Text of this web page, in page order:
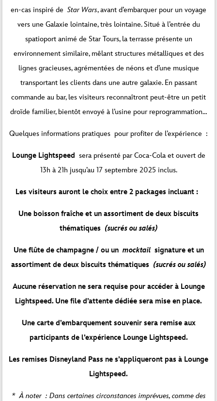
en-cas inspiré deStar Wars, avant d’embarquer pour un voyage
vers une Galaxie lointaine, très lointaine. Situé à l’entrée du
spatioport animé de Star Tours, la terrasse présente un
environnement similaire, mêlant structures métalliques et des
lignes gracieuses, agrémentées de néons et d’une musique
transportant les clients dans une autre galaxie. En passant
commande au bar, les visiteurs reconnaîtront peut-être un petit
droïde familier, bientôt envoyé à l’usine pour reprogrammation…
Quelques informations pratiques pour profiter de l’expérience :
Lounge Lightspeed sera présenté par Coca-Cola et ouvert de
13h à 21h jusqu’au 17 septembre 2025 inclus.
Les visiteurs auront le choix entre 2 packages incluant :
Une boisson fraîche et un assortiment de deux biscuits
thématiques (sucrés ou salés)
Une flûte de champagne / ou un mocktailsignature et un
assortiment de deux biscuits thématiques (sucrés ou salés)
Aucune réservation ne sera requise pour accéder à Lounge
Lightspeed. Une file d’attente dédiée sera mise en place.
Une carte d’embarquement souvenir sera remise aux
participants de l’expérience Lounge Lightspeed.
Les remises Disneyland Pass ne s’appliqueront pas à Lounge
Lightspeed.
* À noter : Dans certaines circonstances imprévues, comme des